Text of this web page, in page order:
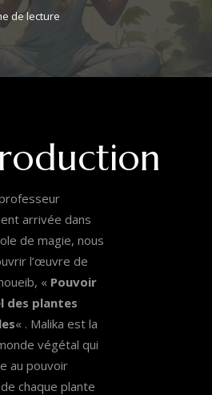
de lecture
arrivée dans
de magie, nous
l’œuvre de
« Pouvoir
des plantes
« . Malika est la
végétal qui
au pouvoir
chaque plante